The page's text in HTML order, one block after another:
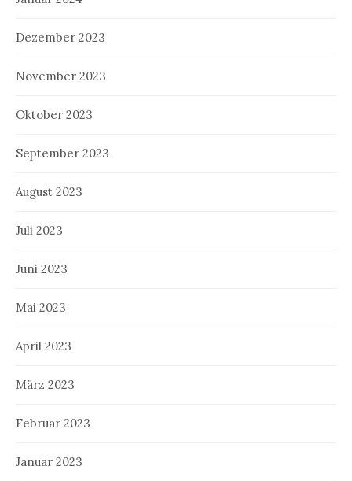
Dezember 2023
November 2023
Oktober 2023
September 2023
August 2023
Juli 2023
Juni 2023
Mai 2023
April 2023
März 2023
Februar 2023
Januar 2023